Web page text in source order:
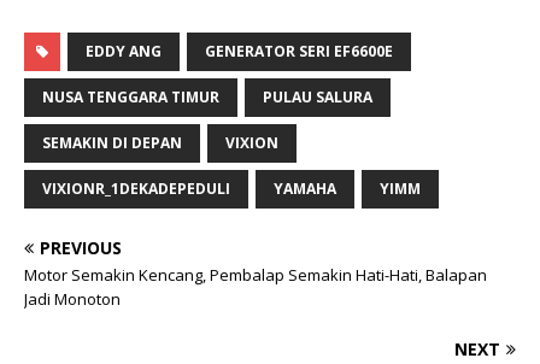
EDDY ANG GENERATOR SERI EF6600E
NUSA TENGGARA TIMUR PULAU SALURA
SEMAKIN DI DEPAN VIXION
VIXIONR_1DEKADEPEDULI YAMAHA YIMM
PREVIOUS
Motor Semakin Kencang, Pembalap Semakin Hati-Hati, Balapan
Jadi Monoton
NEXT